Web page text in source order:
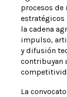
procesos de
estratégicos
la cadena
impulso,
y difusión
contribuyan
La